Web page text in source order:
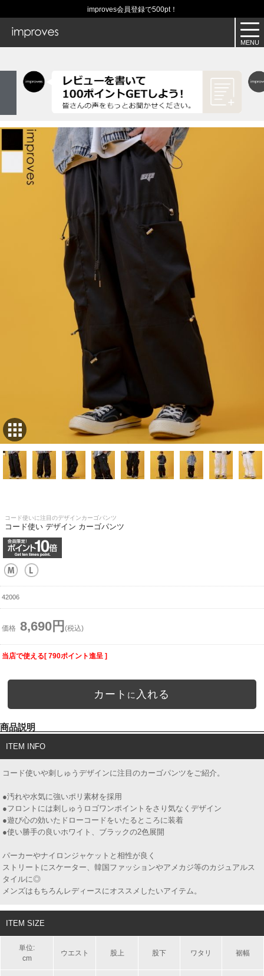
improves会員登録で500pt！
コード使いに注目のデザインカーゴパンツ
コード使い デザイン カーゴパンツ
42006
価格 8,690円 (税込)
当店で使える[ 790ポイント進呈 ]
カート に 入れる
商品説明
ITEM INFO
コード使いや刺しゅうデザインに注目のカーゴパンツをご紹介。
●汚れや水気に強いポリ素材を採用
●フロントには刺しゅうロゴワンポイントをさり気なくデザイン
●遊び心の効いたドローコードをいたるところに装着
●使い勝手の良いホワイト、ブラックの2色展開
パーカーやナイロンジャケットと相性が良く
ストリートにスケーター、韓国ファッションやアメカジ等のカジュアルス
タイルに◎
メンズはもちろんレディースにオススメしたいアイテム。
ITEM SIZE
単位:
cm
ウエスト 股上 股下 ワタリ 裾幅